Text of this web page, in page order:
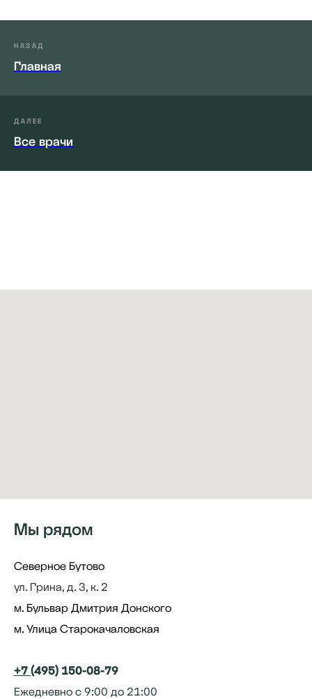
НАЗАД
Главная
ДАЛЕЕ
Все врачи
Мы рядом
Северное Бутово
ул. Грина, д. 3, к. 2
м. Бульвар Дмитрия Донского
м. Улица Старокачаловская
+7 (495) 150-08-79
Ежедневно с 9:00 до 21:00